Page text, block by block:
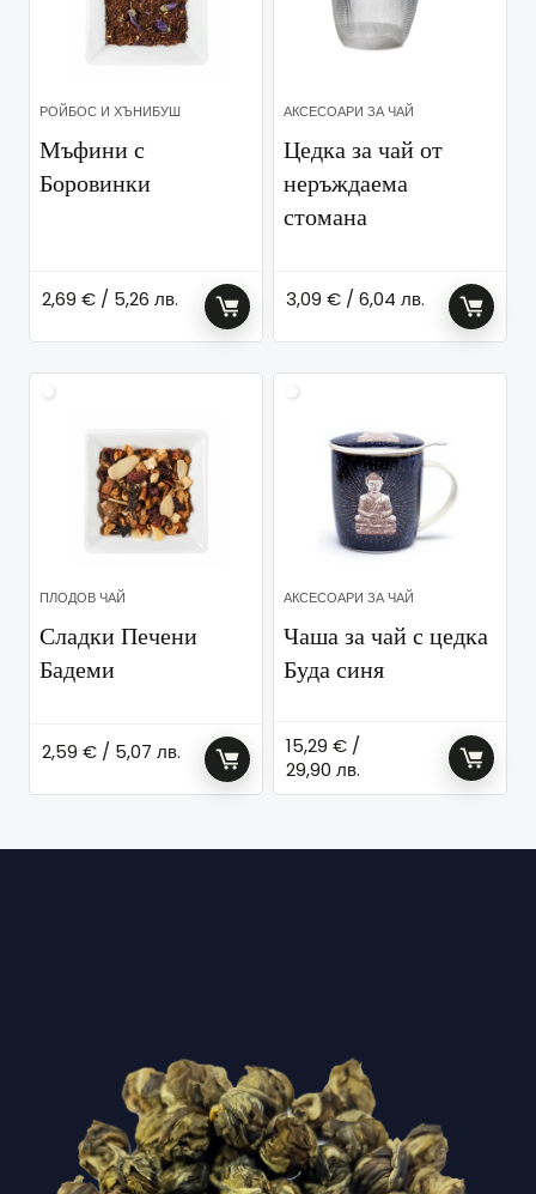
РОЙБОС И ХЪНИБУШ
Мъфини с
Боровинки
2,69€ / 5,26 лв.
АКСЕСОАРИ ЗА ЧАЙ
Цедка за чай от
неръждаема
стомана
3,09€ / 6,04 лв.
ПЛОДОВ ЧАЙ
Сладки Печени
Бадеми
2,59€ / 5,07 лв.
АКСЕСОАРИ ЗА ЧАЙ
Чаша за чай с цедка
Буда синя
15,29€ /
29,90 лв.